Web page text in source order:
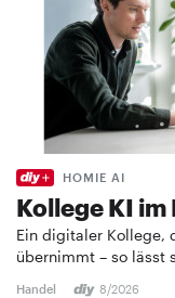
HOMIE AI
Kollege KI
Ein digitaler Kollege,
übernimmt – so lässt
Handel 8/2026